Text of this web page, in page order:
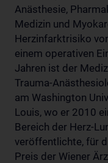
Anästhesie,
Medizin und
Herzinfarktrisiko
einem operativen
Jahren ist der
Trauma-
am Washington
Louis, wo er 2010
Bereich der Herz-
veröffentlichte, für
Preis der Wiener